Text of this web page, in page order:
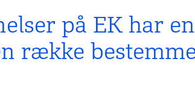
på EK har
række